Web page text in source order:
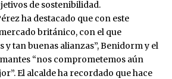
de sostenibilidad.
ha destacado que con este
británico, con el que
y tan buenas alianzas”, Benidorm y el
“nos comprometemos aún
El alcalde ha recordado que hace